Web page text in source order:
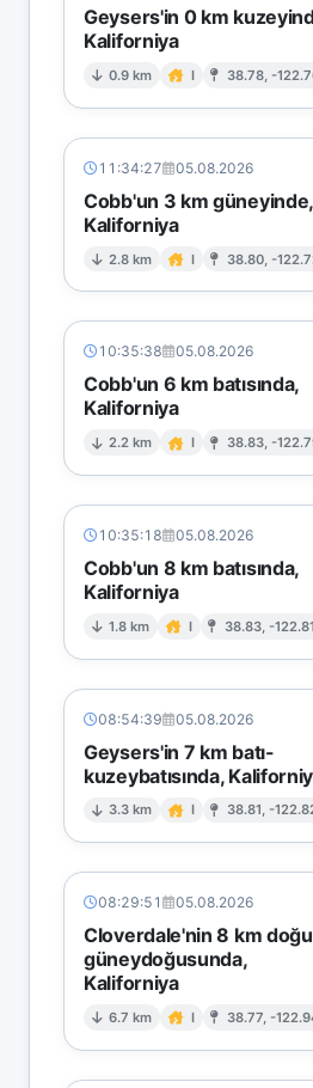
Geysers'in 0 km
Kaliforniya
0.9 km I 38.78, -
11:34:27 05.08.2026
Cobb'un 3 km güneyinde,
Kaliforniya
2.8 km I 38.80, -
10:35:38 05.08.2026
Cobb'un 6 km batısında,
Kaliforniya
2.2 km I 38.83, -
10:35:18 05.08.2026
Cobb'un 8 km batısında,
Kaliforniya
1.8 km I 38.83, -122.81
08:54:39 05.08.2026
Geysers'in 7 km batı-
kuzeybatısında,
3.3 km I 38.81, -
08:29:51 05.08.2026
Cloverdale'nin 8 km
güneydoğusunda,
Kaliforniya
6.7 km I 38.77, -